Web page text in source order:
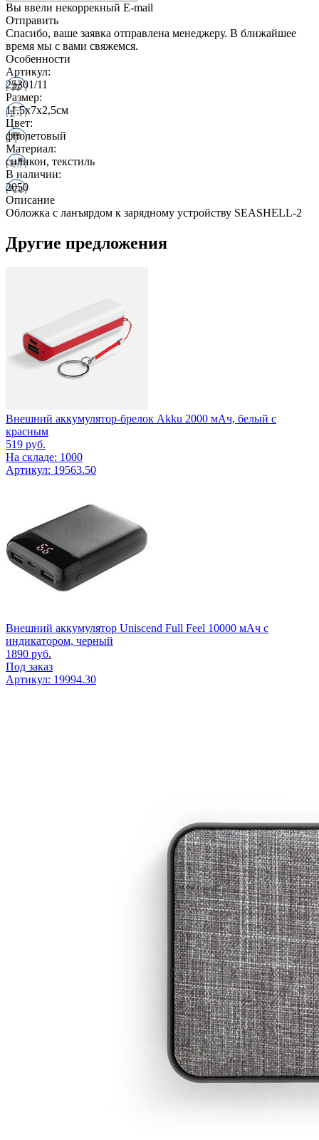
Вы ввели некоррекный E-mail
Отправить
Спасибо, ваше заявка отправлена менеджеру. В ближайшее
время мы с вами свяжемся.
Особенности
Артикул:
25301/11
Размер:
11,5х7х2,5см
Цвет:
фиолетовый
Материал:
силикон, текстиль
В наличии:
2050
Описание
Обложка с ланъярдом к зарядному устройству SEASHELL-2
Другие предложения
Внешний аккумулятор-брелок Akku 2000 мАч, белый с
красным
519 руб.
На складе: 1000
Артикул: 19563.50
Внешний аккумулятор Uniscend Full Feel 10000 мАч с
индикатором, черный
1890 руб.
Под заказ
Артикул: 19994.30